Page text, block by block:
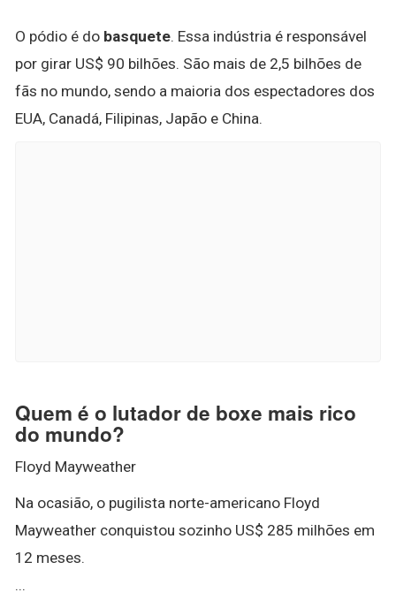
O pódio é do basquete. Essa indústria é responsável
por girar US$ 90 bilhões. São mais de 2,5 bilhões de
fãs no mundo, sendo a maioria dos espectadores dos
EUA, Canadá, Filipinas, Japão e China.
Quem é o lutador de boxe mais rico
do mundo?
Floyd Mayweather
Na ocasião, o pugilista norte-americano Floyd
Mayweather conquistou sozinho US$ 285 milhões em
12 meses.
...